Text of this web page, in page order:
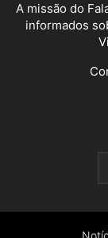
A missão do
informados